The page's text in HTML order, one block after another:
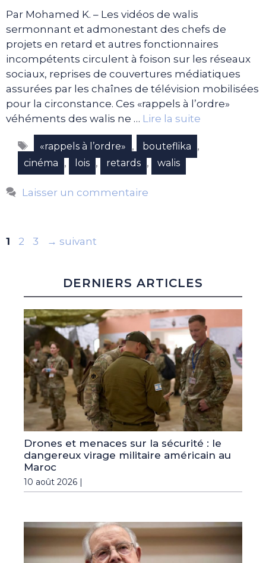
Par Mohamed K. – Les vidéos de walis
sermonnant et admonestant des chefs de
projets en retard et autres fonctionnaires
incompétents circulent à foison sur les réseaux
sociaux, reprises de couvertures médiatiques
assurées par les chaînes de télévision mobilisées
pour la circonstance. Ces «rappels à l’ordre»
véhéments des walis ne … Lire la suite
Étiquettes
«rappels à l’ordre» , bouteflika ,
cinéma , lois , retards , walis
Laisser un commentaire
Page
1 Page
2 Page
3 → suivant
DERNIERS ARTICLES
Drones et menaces sur la sécurité : le
dangereux virage militaire américain au
Maroc
10 août 2026 |